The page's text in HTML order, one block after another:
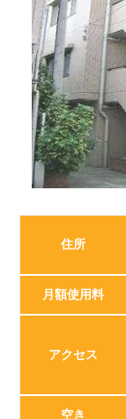
住所
月額使用料
アクセス
空き